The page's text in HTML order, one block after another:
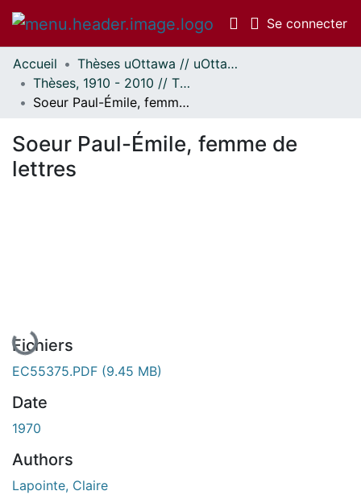
Se connecter
Communautés
et collections
Parcourir
À propos
Accueil
Thèses uOttawa // uOttawa Theses
Thèses, 1910 - 2010 // Theses, 1910 - 2010
Soeur Paul-Émile, femme de lettres
Soeur Paul-Émile, femme de
lettres
Fichiers
EC55375.PDF (9.45 MB)
Date
1970
Authors
Lapointe, Claire